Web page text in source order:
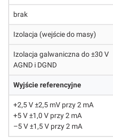
brak
Izolacja (wejście do masy)
Izolacja galwaniczna do ±30 V
AGND i DGND
Wyjście referencyjne
+2,5 V ±2,5 mV przy 2 mA
+5 V ±1,0 V przy 2 mA
–5 V ±1,5 V przy 2 mA